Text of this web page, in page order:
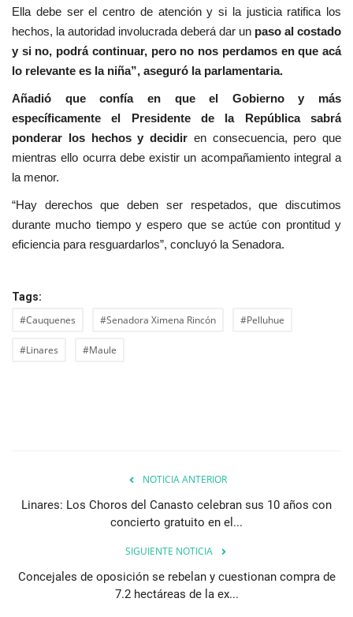
Ella debe ser el centro de atención y si la justicia ratifica los
hechos, la autoridad involucrada deberá dar un paso al costado
y si no, podrá continuar, pero no nos perdamos en que acá
lo relevante es la niña”, aseguró la parlamentaria.
Añadió que confía en que el Gobierno y más
específicamente el Presidente de la República sabrá
ponderar los hechos y decidir en consecuencia, pero que
mientras ello ocurra debe existir un acompañamiento integral a
la menor.
“Hay derechos que deben ser respetados, que discutimos
durante mucho tiempo y espero que se actúe con prontitud y
eficiencia para resguardarlos”, concluyó la Senadora.
Tags:
#Cauquenes #Senadora Ximena Rincón #Pelluhue
#Linares #Maule
NOTICIA ANTERIOR
Linares: Los Choros del Canasto celebran sus 10 años con
concierto gratuito en el...
SIGUIENTE NOTICIA
Concejales de oposición se rebelan y cuestionan compra de
7.2 hectáreas de la ex...